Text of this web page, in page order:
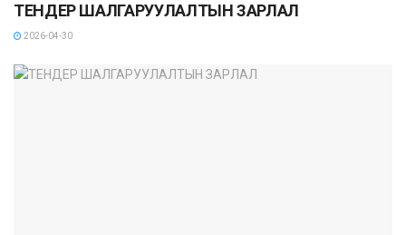
ТЕНДЕР ШАЛГАРУУЛАЛТЫН ЗАРЛАЛ
2026-04-30